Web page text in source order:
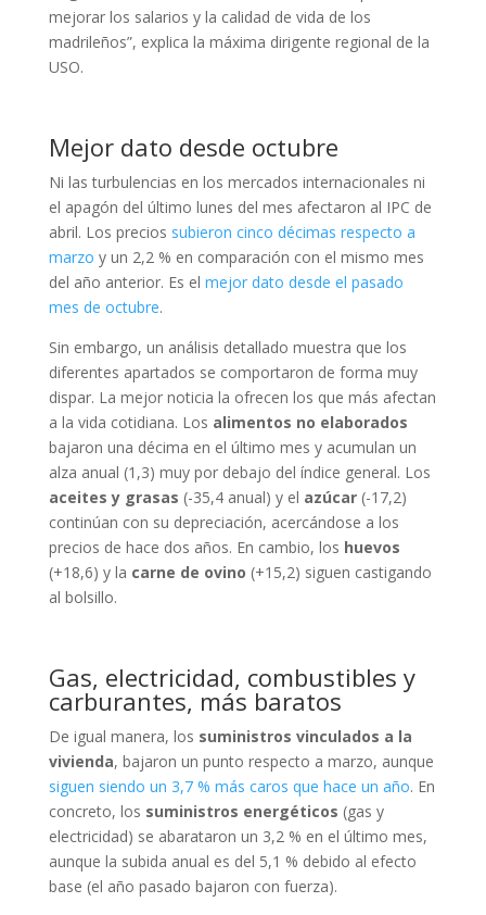
mejorar los salarios y la calidad de vida de los
madrileños”, explica la máxima dirigente regional de la
USO.
Mejor dato desde octubre
Ni las turbulencias en los mercados internacionales ni
el apagón del último lunes del mes afectaron al IPC de
abril. Los precios subieron cinco décimas respecto a
marzo y un 2,2 % en comparación con el mismo mes
del año anterior. Es el mejor dato desde el pasado
mes de octubre.
Sin embargo, un análisis detallado muestra que los
diferentes apartados se comportaron de forma muy
dispar. La mejor noticia la ofrecen los que más afectan
a la vida cotidiana. Los alimentos no elaborados
bajaron una décima en el último mes y acumulan un
alza anual (1,3) muy por debajo del índice general. Los
aceites y grasas (-35,4 anual) y el azúcar(-17,2)
continúan con su depreciación, acercándose a los
precios de hace dos años. En cambio, los huevos
(+18,6) y la carne de ovino (+15,2) siguen castigando
al bolsillo.
Gas, electricidad, combustibles y
carburantes, más baratos
De igual manera, los suministros vinculados a la
vivienda, bajaron un punto respecto a marzo, aunque
siguen siendo un 3,7 % más caros que hace un año. En
concreto, los suministros energéticos (gas y
electricidad) se abarataron un 3,2 % en el último mes,
aunque la subida anual es del 5,1 % debido al efecto
base (el año pasado bajaron con fuerza).